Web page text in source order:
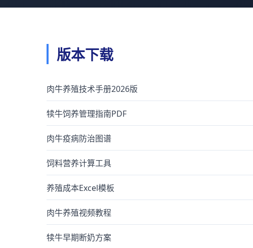
版本下载
肉牛养殖技术手册2026版
犊牛饲养管理指南PDF
肉牛疫病防治图谱
饲料营养计算工具
养殖成本Excel模板
肉牛养殖视频教程
犊牛早期断奶方案